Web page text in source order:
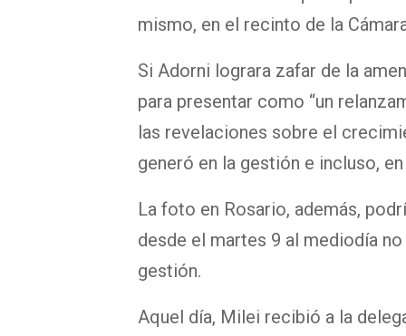
mismo, en el recinto de la
Si Adorni lograra zafar de la
para presentar como “un
las revelaciones sobre el
generó en la gestión e incluso,
La foto en Rosario, además,
desde el martes 9 al mediodía
gestión.
Aquel día, Milei recibió a la